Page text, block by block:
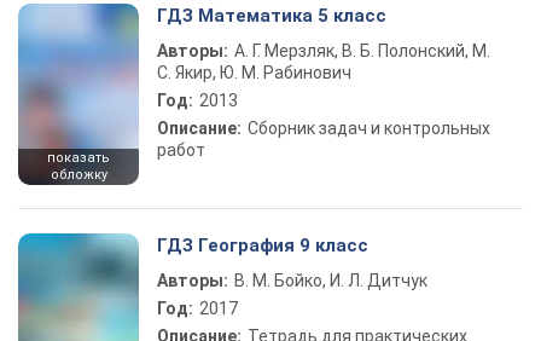
показать
обложку
ГДЗ Математика 5 класс
Авторы: А. Г. Мерзляк, В. Б. Полонский, М.
С. Якир, Ю. М. Рабинович
Год: 2013
Описание: Сборник задач и контрольных
работ
ГДЗ География 9 класс
Авторы: В. М. Бойко, И. Л. Дитчук
Год: 2017
Описание: Тетрадь для практических